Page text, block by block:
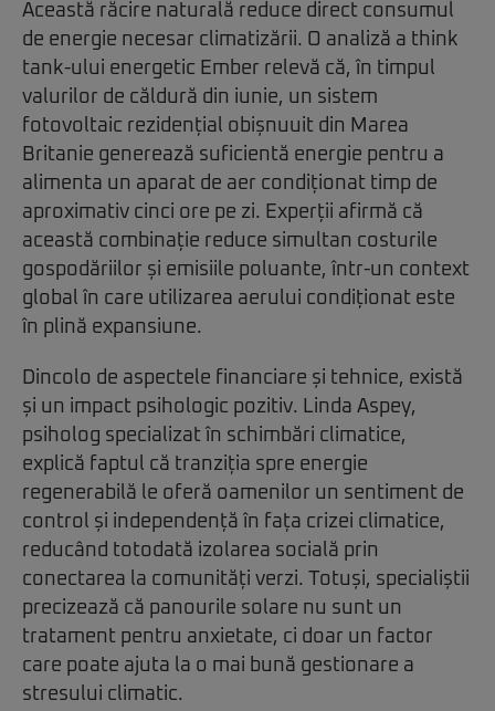
Această răcire naturală reduce direct consumul
de energie necesar climatizării. O analiză a think
tank-ului energetic Ember relevă că, în timpul
valurilor de căldură din iunie, un sistem
fotovoltaic rezidențial obișnuuit din Marea
Britanie generează suficientă energie pentru a
alimenta un aparat de aer condiționat timp de
aproximativ cinci ore pe zi. Experții afirmă că
această combinație reduce simultan costurile
gospodăriilor și emisiile poluante, într-un context
global în care utilizarea aerului condiționat este
în plină expansiune.
Dincolo de aspectele financiare și tehnice, există
și un impact psihologic pozitiv. Linda Aspey,
psiholog specializat în schimbări climatice,
explică faptul că tranziția spre energie
regenerabilă le oferă oamenilor un sentiment de
control și independență în fața crizei climatice,
reducând totodată izolarea socială prin
conectarea la comunități verzi. Totuși, specialiștii
precizează că panourile solare nu sunt un
tratament pentru anxietate, ci doar un factor
care poate ajuta la o mai bună gestionare a
stresului climatic.